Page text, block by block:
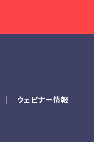
ウェビナー情報